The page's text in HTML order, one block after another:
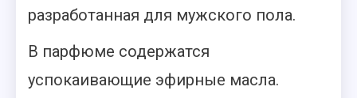
разработанная для мужского пола.
В парфюме содержатся
успокаивающие эфирные масла.